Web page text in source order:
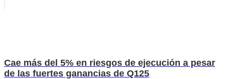
Cae más del 5% en riesgos de ejecución a pesar
de las fuertes ganancias de Q125